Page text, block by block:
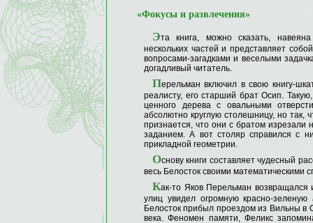
«Фокусы и развлечения»
Эта книга, можно сказать,
нескольких частей и представляет
вопросами-загадками и веселыми
догадливый читатель.
Перельман включил в свою книгу-
реалисту, его старший брат Осип.
ценного дерева с овальными
абсолютно круглую столешницу, но так,
признается, что они с братом изрезали
заданием. А вот столяр справился с
прикладной геометрии.
Основу книги составляет чудесный
весь Белосток своими
Как-то Яков Перельман возвращался
улиц увидел огромную красно-
Белосток прибыл проездом из Вильны в
века. Феномен памяти, Феликс